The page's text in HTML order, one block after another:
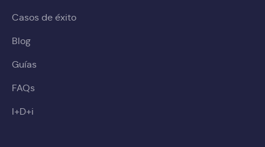
Casos de éxito
Blog
Guías
FAQs
I+D+i